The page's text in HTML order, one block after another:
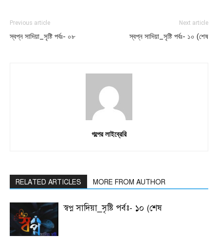
Previous article
স্বপ্ন সাদিয়া_সৃষ্টি পর্বঃ- ০৮
Next article
স্বপ্ন সাদিয়া_সৃষ্টি পর্বঃ- ১০ (শেষ
গল্পের লাইব্রেরি
RELATED ARTICLES MORE FROM AUTHOR
স্বপ্ন সাদিয়া_সৃষ্টি পর্বঃ- ১০ (শেষ